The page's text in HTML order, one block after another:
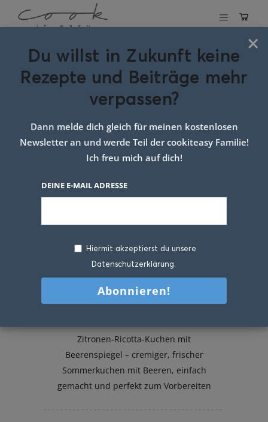
Schlagwort:
ricotta backen
einfach
Zitronen-Ricotta-Kuchen mit
Beerenspiegel – cremiger, frischer
Sommerkuchen mit Beeren, einfach
gemacht und perfekt zum Vorbereiten
×
Du willst in Zukunft keine
Rezepte und Beiträge mehr
verpassen?
Dann melde dich gleich für meinen kostenlosen
Newsletter an und werde Teil der cookiteasy Familie!
Ich freu mich auf dich!
DEINE E-MAIL ADRESSE
Hiermit akzeptierst du unsere
Datenschutzerklärung.